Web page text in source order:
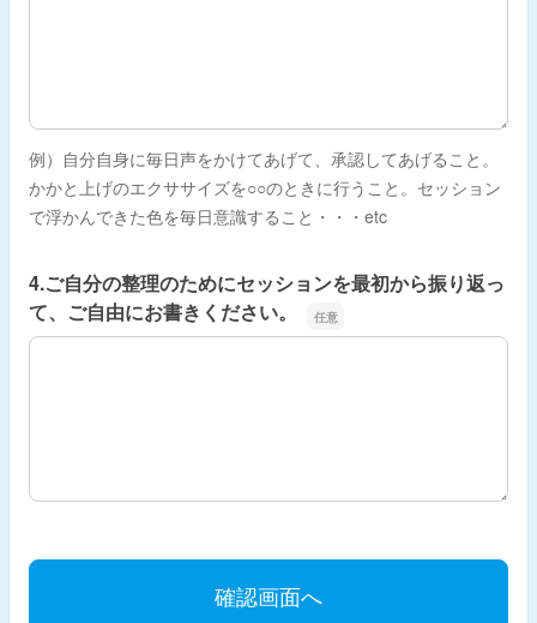
例）自分自身に毎日声をかけてあげて、承認してあげること。
かかと上げのエクササイズを○○のときに行うこと。セッション
で浮かんできた色を毎日意識すること・・・etc
4.ご自分の整理のためにセッションを最初から振り返っ
て、ご自由にお書きください。
4.ご自分の整理のためにセッションを最初から振り返って